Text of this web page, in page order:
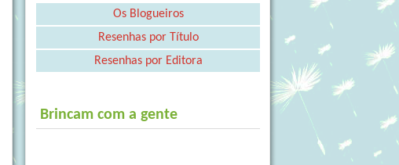
Os Blogueiros
Resenhas por Título
Resenhas por Editora
Brincam com a gente